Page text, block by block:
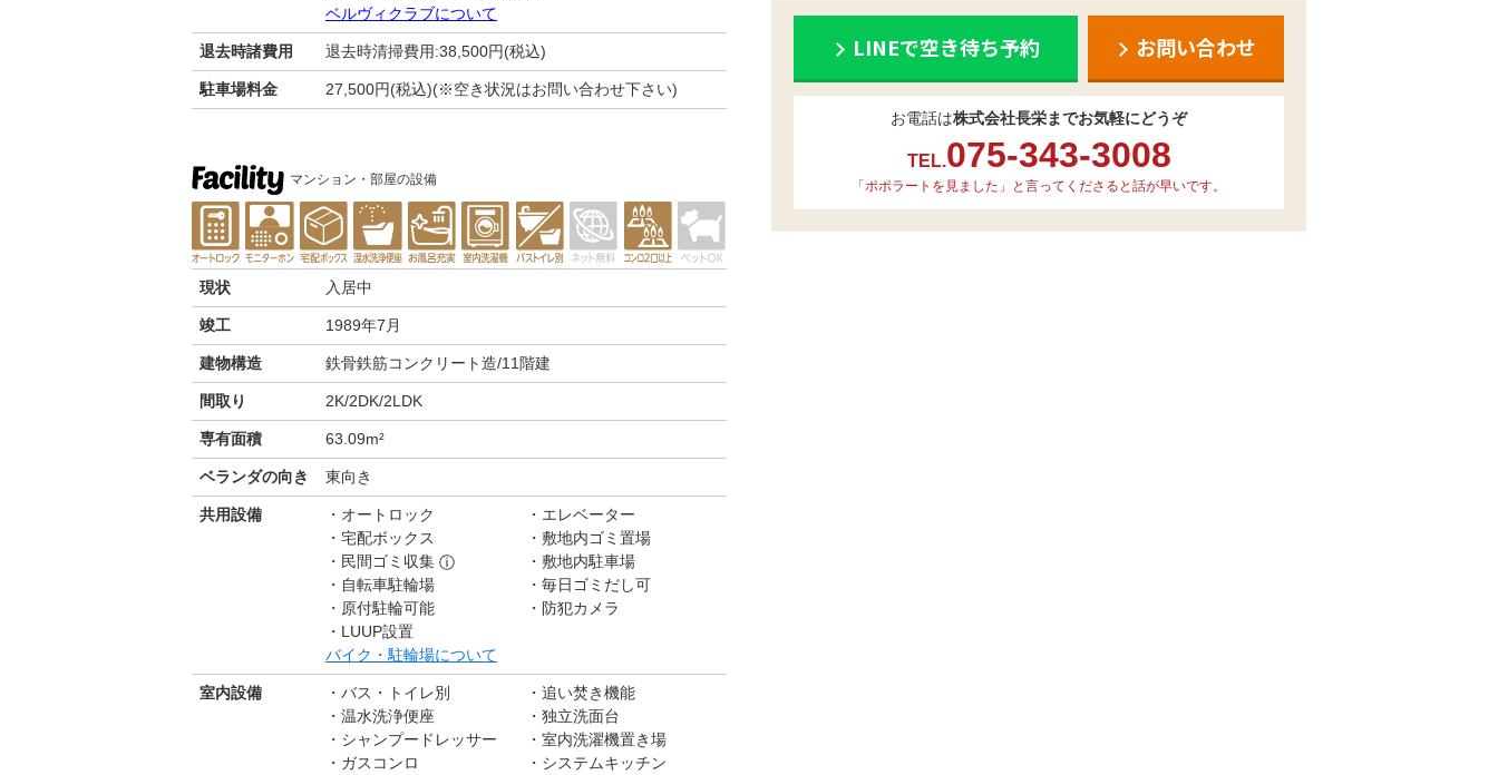
ベルヴィクラブについて
退去時諸費用 退去時清掃費用:38,500円(税込)
駐車場料金 27,500円(税込)(※空き状況はお問い合わせ下さい)
マンション・部屋の設備
現状 入居中
竣工 1989年7月
建物構造 鉄骨鉄筋コンクリート造/11階建
間取り 2K/2DK/2LDK
専有面積 63.09m²
ベランダの向き 東向き
共用設備 オートロック
エレベーター
宅配ボックス
敷地内ゴミ置場
民間ゴミ収集 ⓘ
敷地内駐車場
自転車駐輪場
毎日ゴミだし可
原付駐輪可能
防犯カメラ
LUUP設置
バイク・駐輪場について
室内設備 バス・トイレ別
追い焚き機能
温水洗浄便座
独立洗面台
シャンプードレッサー
室内洗濯機置き場
ガスコンロ
システムキッチン
LINEで空き待ち予約 お問い合わせ
お電話は株式会社長栄までお気軽にどうぞ
TEL.075-343-3008
「ポポラートを見ました」と言ってくださると話が早いです。